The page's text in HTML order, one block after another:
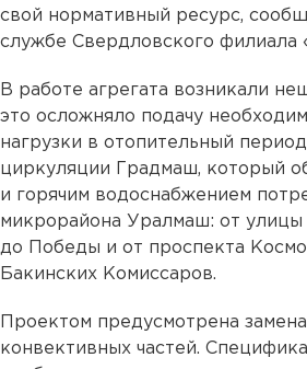
свой нормативный ресурс,
службе Свердловского филиала
В работе агрегата возникали
это осложняло подачу
нагрузки в отопительный
циркуляции Градмаш, который
и горячим водоснабжением
микрорайона Уралмаш: от
до Победы и от проспекта
Бакинских Комиссаров.
Проектом предусмотрена
конвективных частей.